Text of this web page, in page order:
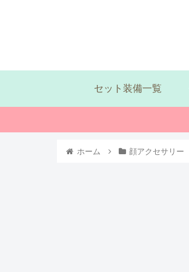
セット装備一覧
ホーム 顔アクセサリー